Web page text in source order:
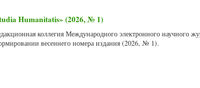
Humanitatis» (2026, № 1)
коллегия Международного электронного научного
весеннего номера издания (2026, № 1).